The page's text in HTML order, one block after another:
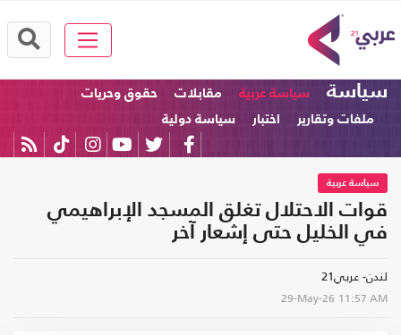
سياسة سياسة عربية مقابلات
حقوق وحريات
ملفات وتقارير
اختبار سياسة دولية
سياسة عربية
قوات الاحتلال تغلق المسجد الإبراهيمي
في الخليل حتى إشعار آخر
لندن- عربي21
29-May-26 11:57 AM